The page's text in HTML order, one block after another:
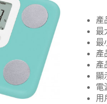
產
最
最
產
產
顯
電
用